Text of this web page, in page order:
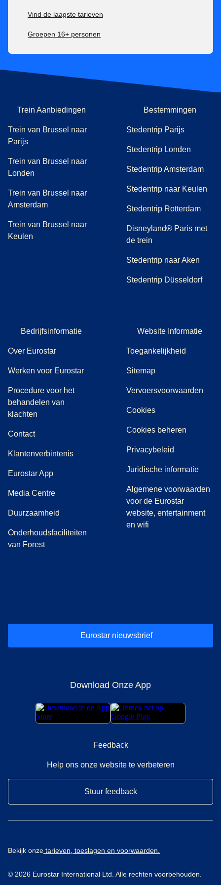
Tickets voor het Eurostar Premier-tarief zijn:
Inwisselbaar zonder extra kosten tot 1 uur na vertrektijd,
meer.
Vind de laagste tarieven
Groepen 16+ personen
Trein Aanbiedingen
Trein van Brussel naar
Parijs
Trein van Brussel naar
Londen
Trein van Brussel naar
Amsterdam
Trein van Brussel naar
Keulen
Bestemmingen
Stedentrip Parijs
Stedentrip Londen
Stedentrip Amsterdam
Stedentrip naar Keulen
Stedentrip Rotterdam
Disneyland® Paris met
de trein
Stedentrip naar Aken
Stedentrip Düsseldorf
Bedrijfsinformatie
Over Eurostar
Werken voor Eurostar
Procedure voor het
behandelen van
klachten
Contact
Klantenverbintenis
Eurostar App
Media Centre( opent in een nieuwe tab)
Duurzaamheid
Onderhoudsfaciliteiten
van Forest
Website Informatie
Toegankelijkheid
Sitemap
Vervoersvoorwaarden
Cookies
Cookies beheren
Privacybeleid
Juridische informatie
Algemene voorwaarden
voor de Eurostar
website, entertainment
en wifi
Eurostar nieuwsbrief
Download Onze App
Feedback
Help ons onze website te verbeteren
Stuur feedback
Bekijk onze tarieven, toeslagen en voorwaarden.
© 2026 Eurostar International Ltd. Alle rechten voorbehouden.